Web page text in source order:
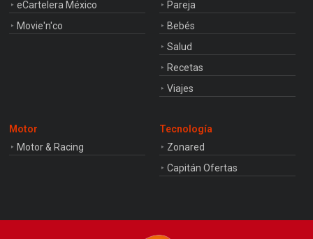
eCartelera México
Movie'n'co
Pareja
Bebés
Salud
Recetas
Viajes
Motor
Motor & Racing
Tecnología
Zonared
Capitán Ofertas